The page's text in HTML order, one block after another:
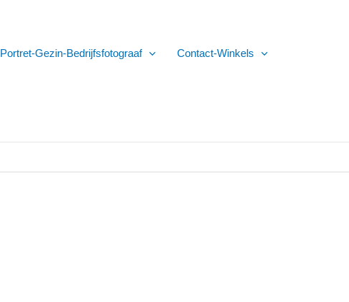
Portret-Gezin-Bedrijfsfotograaf Contact-Winkels